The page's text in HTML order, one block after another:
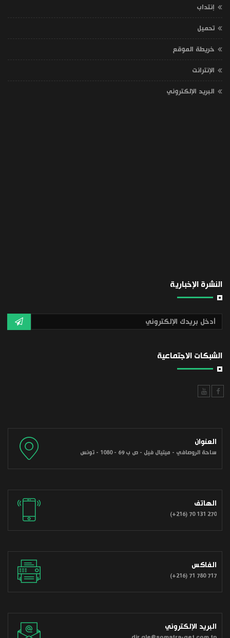
إنتداب
تحميل
خريطة الموقع
الإنترانت
البريد الإلكتروني
النشرة الإخبارية
الشبكات الاجتماعية
العنوان
ساحة الروصافي - ميتيال فيل - ص ب 69 - 1080 - تونس
الهاتف
(+216) 70 131 270
الفاكس
(+216) 71 780 717
البريد الإلكتروني